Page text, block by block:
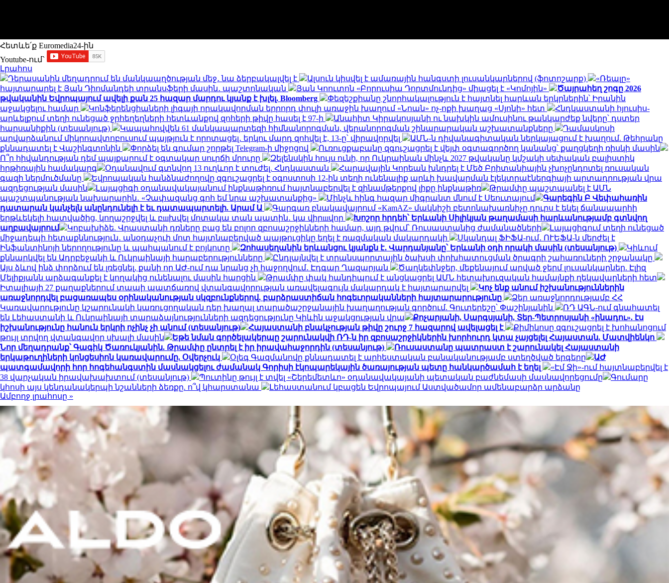
Հետևե՛ք Euromedia24-ին
Youtube-ում`
Լրահոս
Դերասանին մեղադրում են մանկապղծության մեջ․ նա ձերբակալվել է
Ալսուն կիսվել է ամառային հանգստի լուսանկարներով (ֆոտոշարք)
«Ռեալը»
հայտարարել է Յան Դիոմանդեի տրանսֆերի մասին․ պաշտոնական
Յան Կոուտոն «Բորուսիա Դորտմունդից» միացել է «Կոմոյին»
Ծայրահեղ շոգը 2026
թվականին Եվրոպայում ավելի քան 25 հազար մարդու կյանք է խլել. Bloomberg
Փեզեշքիանը շնորհակալություն է հայտնել հարևան երկրներին՝ Իրանին
աջակցելու համար
Կոնֆերենցիաների լիգայի որակավորման երրորդ փուլի առաջին խաղում «Նոան» ոչ-ոքի խաղաց «Սյոնի» հետ
Հնդկաստանի հյուսիս-
արևելքում տեղի ունեցած ջրհեղեղների հետևանքով զոհերի թիվը հասել է 97-ի
Անահիտ Կիրակոսյանի ու նախկին ամուսինու թանկարժեք նվերը՝ դստեր
հարսանիքին (տեսանյութ)
Կապահովվեն 61 մանկապարտեզի հիմնանորոգման, վերանորոգման շինարարական աշխատանքները
Դամասկոսի
արվարձանում միկրոավտոբուսում պայթյուն է որոտացել․ երկու մարդ զոհվել է, 13-ը՝ վիրավորվել
ԱՄՆ-ն դիվանագիտական ներկայացում է խաղում. Թեհրանը
քննադատել է Վաշինգտոնին
Փորձել են գումար շորթել Telegram-ի միջոցով
Ուռուցքաբանը զգուշացրել է վեյփ օգտագործող կանանց՝ քաղցկեղի ռիսկի մասին
Ո՞ր հիվանդության դեմ պայքարում է օգտակար սուրճի մրուրը
Զելենսկին հույս ունի, որ Ուկրաինան մինչև 2027 թվականը կմշակի սեփական բալիստիկ
հրթիռային համակարգ
Օդանավում գտնվող 13 ուղևոր է տուժել. Հնդկաստան
Հարավային Կորեան խնդրել է Մեծ Բրիտանիային չխոչընդոտել ռուսական
գազի ներմուծմանը
Եվրոպական հանձնաժողովը զգուշացրել է օգոստոսի 12-ին տեղի ունենալիք արևի խավարման էլեկտրաէներգիայի արտադրության վրա
ազդեցության մասին
Լայպցիգի օդանավակայանում ինքնաթիռում հայտնաբերվել է զինամթերքով լիքը ինքնաթիռ
Թրամփը պաշտպանել է ԱՄՆ
պաշտպանության նախարարին․ «Չափազանց գոհ եմ նրա աշխատանքից»
Մինչև հինգ հազար միգրանտ մնում է Սեուտայում
Գարեգին Բ Վեփահառին
դատարան կանչելն անընդունելի է եւ դատապարտելի. Արամ Ա
Գարգառ բնակավայրում «KamAZ» մակնիշի բետոնախառնիչը դուրս է եկել ճանապարհի
երթևեկելի հատվածից, կողաշրջվել և բшխվել մոտակա տան պատին․ կա վիրшվոր
Խոշոր հրդեհ՝ Երևանի Սիլիկյան թաղամասի հարևանությամբ գտնվող
աղբավայրում
Կոբախիձե. Վրաստանի դռները բաց են բոլոր զբոսաշրջիկների համար, այդ թվում՝ Ռուսաստանից ժամանածների
Լայպցիգում տեղի ունեցած
միջադեպի հետաքննություն․ անօդաչուի մոտ հայտնաբերված պայթուցիկը եղել է ռազմական մակարդակի
Սկանդալ ՖԻՖԱ-ում․ ՈՒԵՖԱ-ն մերժել է
Ինֆանտինոյի ներողությունը և պահպանում է բոյկոտը
Զոհասեղանին երևանցու կյանքն է․ Վարդանյանը՝ Երևանի օդի որակի մասին (տեսանյութ)
Կիևում
քննարկվել են Ադրբեջանի և Ուկրաինայի հարաբերությունները
Ընդլայնվել է տրանսպորտային ծախսի փոխհատուցման ծրագրի շահառուների շրջանակը
Այս ձևով ինձ փորձում են լռեցնել, քանի որ ԱԺ-ում դա նրանց չի հաջողվում․ Էդգար Ղազարյան
Ծաղկեփնջեր, մեքենայում արված ջերմ լուսանկարներ. Էլիզ
Մելիքյանն արձագանքել է կողակից ունենալու մասին հարցին
Թրամփը փակ հանդիպում է անցկացրել ԱՄՆ հետախուզական համայնքի ղեկավարների հետ
Իտալիայի 27 քաղաքներում տապի պատճառով վտանգավորության առավելագույն մակարդակ է հայտարարվել
Կոչ ենք անում իշխանություններին
առաջնորդվել բացառապես օրինականության սկզբունքներով. բարձրաստիճան հոգեւորականների հայտարարությունը
Ձեր առաջնորդությամբ ՀՀ
Կառավարությունը կշարունակի կառուցողական դեր խաղալ տարածաշրջանային խաղաղության գործում. Գուտերեշը՝ Փաշինյանին
ՌԴ ԱԳՆ-ում գնահատել
են Լեհաստանի և Ուկրաինայի տարաձայնությունների ազդեցությունը Կիևին աջակցության վրա
Քոչարյանի, Սարգսյանի, Տեր-Պետրոսյանի «ինադու». էս
իշխանությունը հանուն երկրի ոչինչ չի անում (տեսանյութ)
Հայաստանի բնակչության թիվը շուրջ 7 հազարով ավելացել է
Քիմիկոսը զգուշացրել է խոհանոցում
թույլ տրվող վտանգավոր սխալի մասին
Եթե նման գործելակերպը շարունակվի ՌԴ-ն իր զբոսաշրջիկներին խորհուրդ կտա չայցելել Հայաստան. Մատվիենկո
Նոր մեղադրանք՝ Գագիկ Ծառուկյանին. Թրամփը ընտրել է իր իրավահաջորդին (տեսանյութ)
Ռուսաստանը պատրաստ է շարունակել Հայաստանի
երկաթուղիների կոնցեսիոն կառավարումը. Օվերչուկ
Օլեգ Գազմանովը քննադատել է արհեստական բանականությամբ ստեղծված երգերը
ԱԺ
պատգամավորի հոր հոգեհանգստին մասնակցելու ժամանակ Գորիսի էկոպարեկային ծառայության պետը հանկարծամահ է եղել
«Էմ Ջի»-ում հայտնաբերվել է
38 վարչական իրավախախտում (տեսանյութ)
Պուտինը թույլ է տվել «Շերեմետևո» օդանավակայանի պետական բաժնեմասի մասնավորեցումը
Գումարը
կհոսի այս կենդանակերպի նշանների ձեռքը. ո՞վ կհարստանա
Լեհաստանում կբացեն Եվրոպայում Աստվածամոր ամենաբարձր արձանը
Ամբողջ լրահոսը »